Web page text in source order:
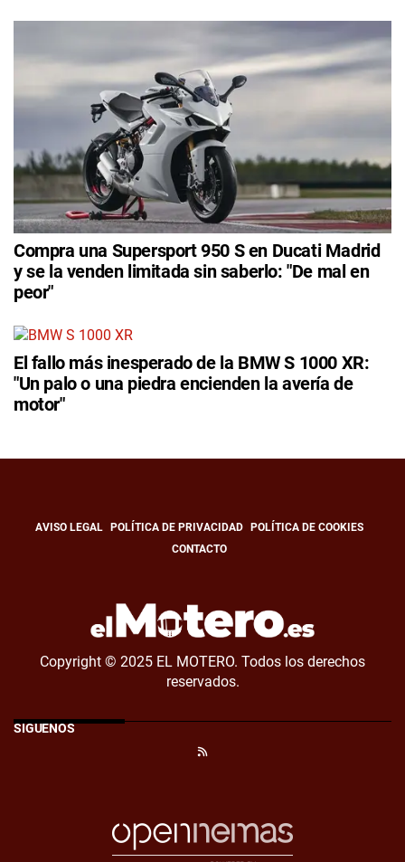
Compra una Supersport 950 S en Ducati Madrid
y se la venden limitada sin saberlo: "De mal en
peor"
El fallo más inesperado de la BMW S 1000 XR:
"Un palo o una piedra encienden la avería de
motor"
AVISO LEGAL POLÍTICA DE PRIVACIDAD
POLÍTICA DE COOKIES
CONTACTO
Copyright © 2025 EL MOTERO. Todos los derechos
reservados.
SÍGUENOS